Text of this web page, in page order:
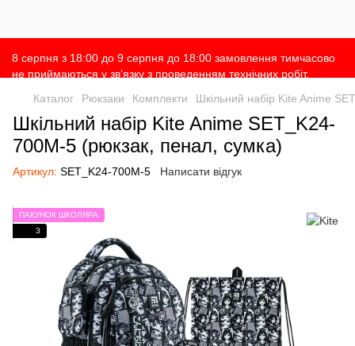
8 серпня з 18:00 до 9 серпня до 18:00 замовлення тимчасово
не приймаються у зв’язку з проведенням технічних робіт.
за розуміння 💛
Каталог Рюкзаки Комплекти Шкільний набір Kite Anime
Шкільний набір Kite Anime SET_K24-
700M-5 (рюкзак, пенал, сумка)
Артикул: SET_K24-700M-5 Написати відгук
ПАКУНОК ШКОЛЯРА
3